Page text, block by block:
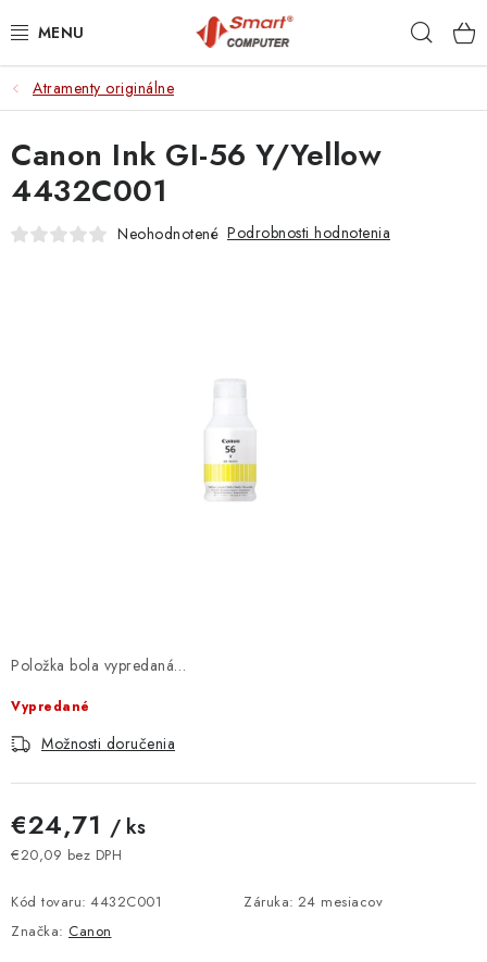
na
NOTEBOOKY
MOBILNÉ ZARIADENIA
PC A KOMPONENTY
: OBĽÚBENÉ PRODUKTY
: TOP PRODUKTY
ZNAČKY
Moja objednávka
Atramenty originálne
Položka bola vypredaná…
Vypredané
Možnosti doručenia
€24,71 / ks
€20,09 bez DPH
Kód tovaru: 4432C001 Záruka: 24 mesiacov
Značka: Canon
Canon Ink GI-56 Y/Yellow
4432C001
Neohodnotené Podrobnosti hodnotenia